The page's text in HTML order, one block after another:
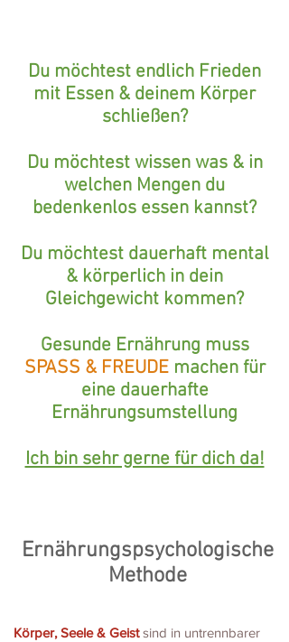
Du möchtest endlich Frieden
mit Essen & deinem Körper
schließen?
Du möchtest wissen was & in
welchen Mengen du
bedenkenlos essen kannst?
Du möchtest dauerhaft mental
& körperlich in dein
Gleichgewicht kommen?
Gesunde Ernährung muss
SPASS & FREUDEmachen für
eine dauerhafte
Ernährungsumstellung
Ich bin sehr gerne für dich da!
Ernährungspsychologische
Methode
Körper, Seele & Geistsind in untrennbarer